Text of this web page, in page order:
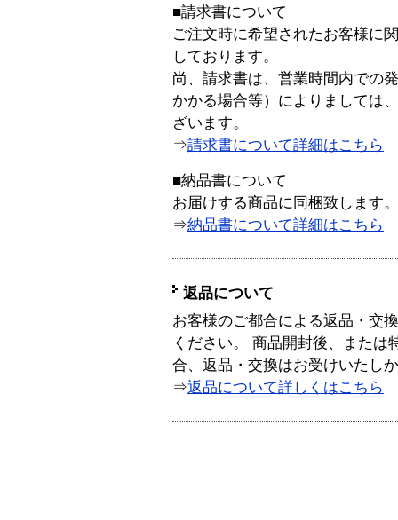
■請求書について
ご注文時に希望されたお客様に
しております。
尚、請求書は、営業時間内での
かかる場合等）によりましては
ざいます。
⇒請求書について詳細はこちら
■納品書について
お届けする商品に同梱致します。
⇒納品書について詳細はこちら
返品について
お客様のご都合による返品・交
ください。 商品開封後、または
合、返品・交換はお受けいたし
⇒返品について詳しくはこちら